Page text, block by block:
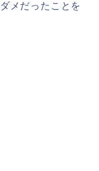
メだったことを